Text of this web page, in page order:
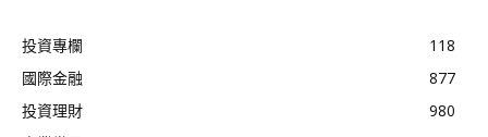
投資專欄
118
國際金融
877
投資理財
980